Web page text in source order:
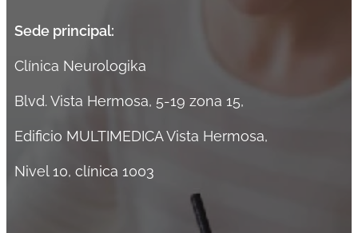
Sede principal:
Clínica Neurologika
Blvd. Vista Hermosa, 5-19 zona 15,
Edificio MULTIMEDICA Vista Hermosa,
Nivel 10, clínica 1003